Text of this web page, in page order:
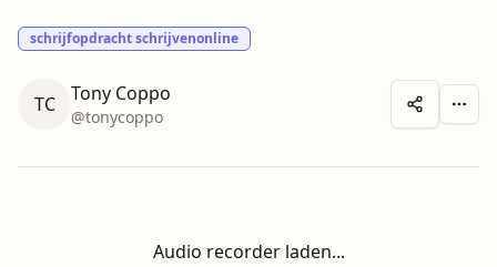
schrijfopdracht schrijvenonline
TC Tony Coppo
@tonycoppo
Audio recorder laden...